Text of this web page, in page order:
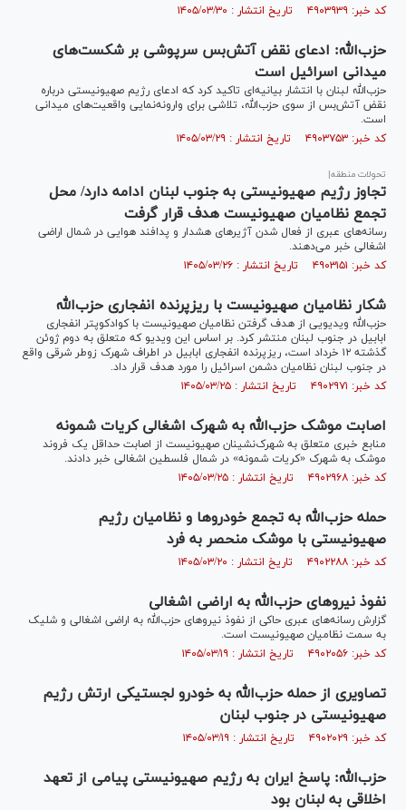
کد خبر: ۴۹۰۳۹۳۹ تاریخ انتشار : ۱۴۰۵/۰۳/۳۰
حزب‌الله: ادعای نقض آتش‌بس سرپوشی بر شکست‌های
میدانی اسرائیل است
حزب‌الله لبنان با انتشار بیانیه‌ای تاکید کرد که ادعای رژیم صهیونیستی درباره
نقض آتش‌بس از سوی حزب‌الله، تلاشی برای وارونه‌نمایی واقعیت‌های میدانی
است.
کد خبر: ۴۹۰۳۷۵۳ تاریخ انتشار : ۱۴۰۵/۰۳/۲۹
تحولات منطقه|
تجاوز رژیم صهیونیستی به جنوب لبنان ادامه دارد/ محل
تجمع نظامیان صهیونیست هدف قرار گرفت
رسانه‌های عبری از فعال شدن آژیر‌های هشدار و پدافند هوایی در شمال اراضی
اشغالی خبر می‌دهند.
کد خبر: ۴۹۰۳۱۵۱ تاریخ انتشار : ۱۴۰۵/۰۳/۲۶
شکار نظامیان صهیونیست با ریزپرنده انفجاری حزب‌الله
حزب‌الله ویدیویی از هدف گرفتن نظامیان صهیونیست با کوادکوپتر انفجاری
ابابیل در جنوب لبنان منتشر کرد. بر اساس این ویدیو که متعلق به دوم ژوئن
گذشته ۱۲ خرداد است، ریزپرنده انفجاری ابابیل در اطراف شهرک زوطر شرقی واقع
در جنوب لبنان نظامیان دشمن اسرائیل را مورد هدف قرار داد.
کد خبر: ۴۹۰۲۹۷۱ تاریخ انتشار : ۱۴۰۵/۰۳/۲۵
اصابت موشک حزب‌الله به شهرک اشغالی کریات شمونه
منابع خبری متعلق به شهرک‌نشینان صهیونیست از اصابت حداقل یک فروند
موشک به شهرک «کریات شمونه» در شمال فلسطین اشغالی خبر دادند.
کد خبر: ۴۹۰۲۹۶۸ تاریخ انتشار : ۱۴۰۵/۰۳/۲۵
حمله حزب‌الله به تجمع خودروها و نظامیان رژیم
صهیونیستی با موشک منحصر به فرد
کد خبر: ۴۹۰۲۲۸۸ تاریخ انتشار : ۱۴۰۵/۰۳/۲۰
نفوذ نیروهای حزب‌الله به اراضی اشغالی
گزارش رسانه‌های عبری حاکی از نفوذ نیروهای حزب‌الله به اراضی اشغالی و شلیک
به سمت نظامیان صهیونیست است.
کد خبر: ۴۹۰۲۰۵۶ تاریخ انتشار : ۱۴۰۵/۰۳/۱۹
تصاویری از حمله حزب‌الله به خودرو لجستیکی ارتش رژیم
صهیونیستی در جنوب لبنان
کد خبر: ۴۹۰۲۰۲۹ تاریخ انتشار : ۱۴۰۵/۰۳/۱۹
حزب‌الله: پاسخ ایران به رژیم صهیونیستی پیامی از تعهد
اخلاقی به لبنان بود